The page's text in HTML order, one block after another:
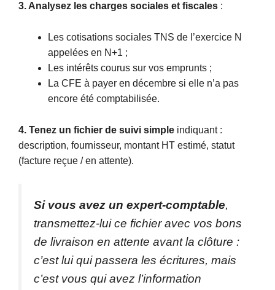
3. Analysez les charges sociales et fiscales :
Les cotisations sociales TNS de l’exercice N
appelées en N+1 ;
Les intérêts courus sur vos emprunts ;
La CFE à payer en décembre si elle n’a pas
encore été comptabilisée.
4. Tenez un fichier de suivi simple indiquant :
description, fournisseur, montant HT estimé, statut
(facture reçue / en attente).
Si vous avez un expert-comptable,
transmettez-lui ce fichier avec vos bons
de livraison en attente avant la clôture :
c’est lui qui passera les écritures, mais
c’est vous qui avez l’information